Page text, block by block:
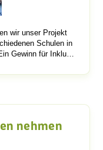
wir unser Projekt
Schulen in
Gewinn für Inklu…
nehmen